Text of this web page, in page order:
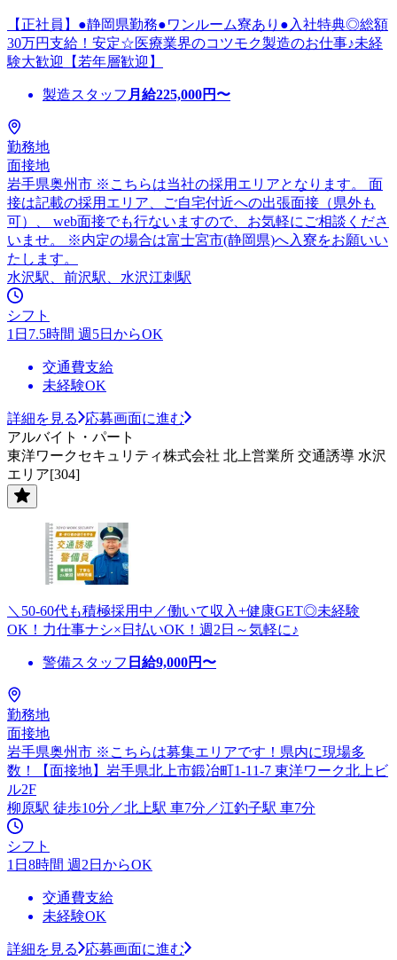
【正社員】●静岡県勤務●ワンルーム寮あり●入社特典◎総額
30万円支給！安定☆医療業界のコツモク製造のお仕事♪未経
験大歓迎【若年層歓迎】
製造スタッフ 月給225,000円〜
勤務地
面接地
岩手県奥州市 ※こちらは当社の採用エリアとなります。 面
接は記載の採用エリア、ご自宅付近への出張面接（県外も
可）、 web面接でも行ないますので、お気軽にご相談くださ
いませ。 ※内定の場合は富士宮市(静岡県)へ入寮をお願いい
たします。
水沢駅、前沢駅、水沢江刺駅
シフト
1日7.5時間 週5日からOK
交通費支給
未経験OK
詳細を見る
応募画面に進む
アルバイト・パート
東洋ワークセキュリティ株式会社 北上営業所 交通誘導 水沢
エリア[304]
＼50-60代も積極採用中／働いて収入+健康GET◎未経験
OK！力仕事ナシ×日払いOK！週2日～気軽に♪
警備スタッフ 日給9,000円〜
勤務地
面接地
岩手県奥州市 ※こちらは募集エリアです！県内に現場多
数！【面接地】岩手県北上市鍛冶町1-11-7 東洋ワーク北上ビ
ル2F
柳原駅 徒歩10分／北上駅 車7分／江釣子駅 車7分
シフト
1日8時間 週2日からOK
交通費支給
未経験OK
詳細を見る
応募画面に進む